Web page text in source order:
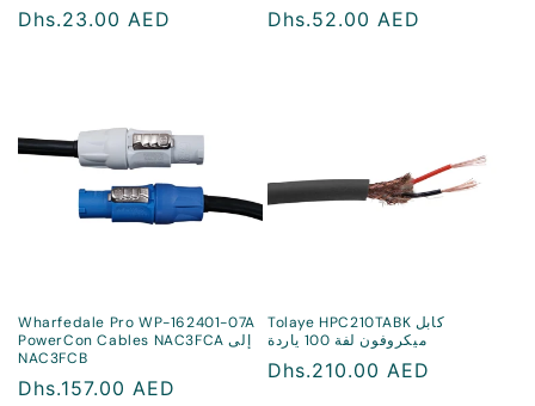
سعر
Dhs.23.00 AED
سعر
Dhs.52.00 AED
Wharfedale Pro WP-162401-07A
PowerCon Cables NAC3FCA إلى
NAC3FCB
سعر
Dhs.157.00 AED
Tolaye HPC210TABK كابل
ميكروفون لفة 100 ياردة
سعر
Dhs.210.00 AED